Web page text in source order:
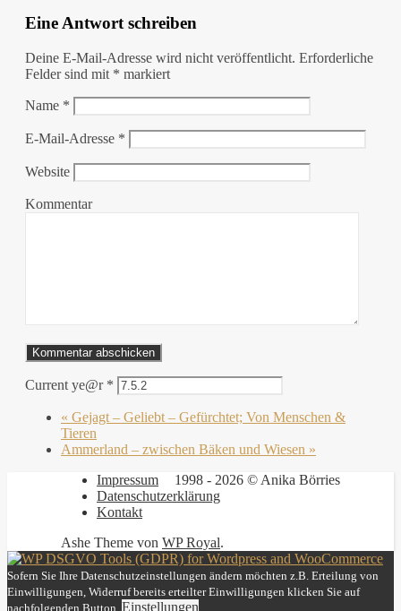
Eine Antwort schreiben
Deine E-Mail-Adresse wird nicht veröffentlicht. Erforderliche
Felder sind mit * markiert
Name *
E-Mail-Adresse *
Website
Kommentar
Current ye@r *
« Gejagt – Geliebt – Gefürchtet; Von Menschen &
Tieren
Ammerland – zwischen Bäken und Wiesen »
1998 - 2026 © Anika Börries
Impressum
Datenschutzerklärung
Kontakt
Ashe Theme von WP Royal.
Sofern Sie Ihre Datenschutzeinstellungen ändern möchten z.B. Erteilung von
Einwilligungen, Widerruf bereits erteilter Einwilligungen klicken Sie auf
nachfolgenden Button. Einstellungen